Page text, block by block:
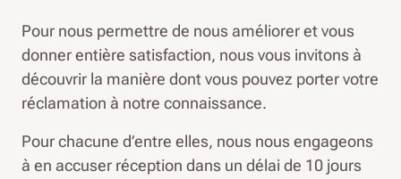
Pour nous permettre de nous améliorer et vous
donner entière satisfaction, nous vous invitons à
découvrir la manière dont vous pouvez porter votre
réclamation à notre connaissance.
Pour chacune d’entre elles, nous nous engageons
à en accuser réception dans un délai de 10 jours